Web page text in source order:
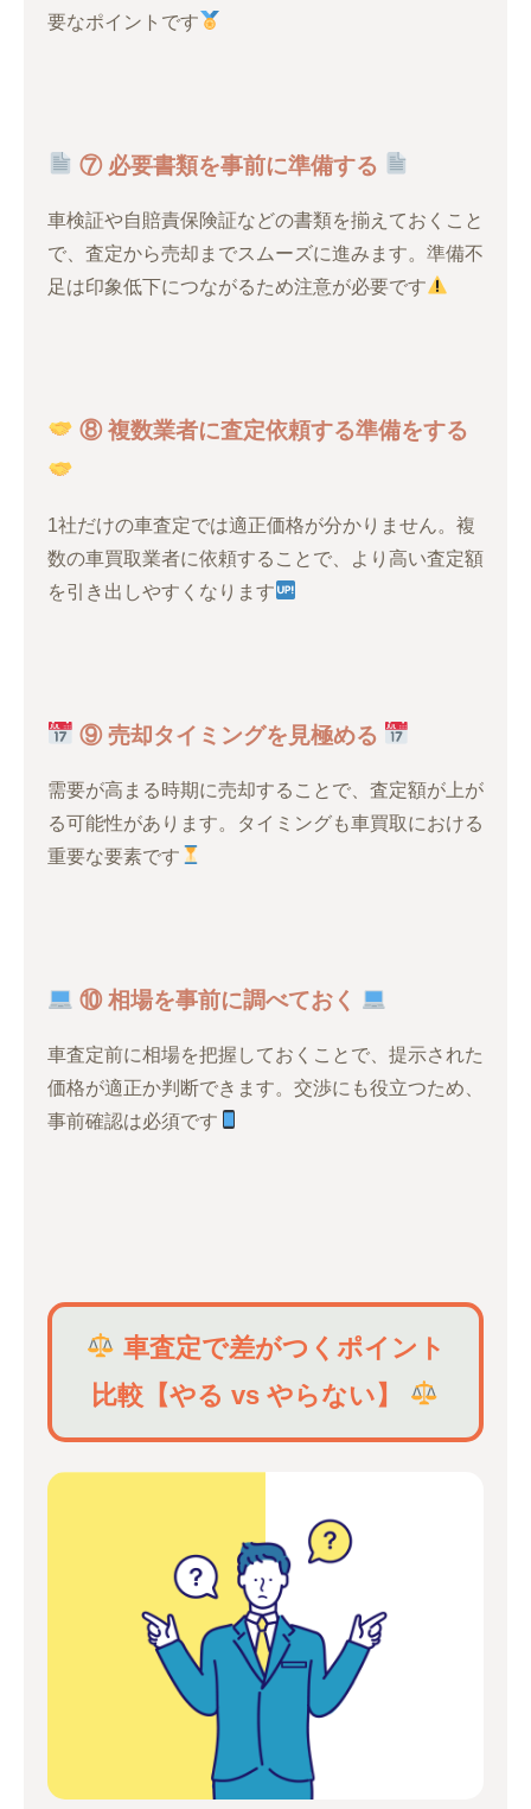
要なポイントです
⑦ 必要書類を事前に準備する
車検証や自賠責保険証などの書類を揃えておくこと
で、査定から売却までスムーズに進みます。準備不
足は印象低下につながるため注意が必要です
⑧ 複数業者に査定依頼する準備をする
1社だけの車査定では適正価格が分かりません。複
数の車買取業者に依頼することで、より高い査定額
を引き出しやすくなります
⑨ 売却タイミングを見極める
需要が高まる時期に売却することで、査定額が上が
る可能性があります。タイミングも車買取における
重要な要素です
⑩ 相場を事前に調べておく
車査定前に相場を把握しておくことで、提示された
価格が適正か判断できます。交渉にも役立つため、
事前確認は必須です
車査定で差がつくポイント
比較【やる vs やらない】